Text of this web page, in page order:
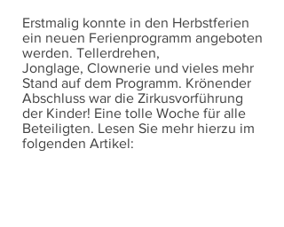
Erstmalig konnte in den Herbstferien
ein neuen Ferienprogramm angeboten
werden. Tellerdrehen,
Jonglage, Clownerie und vieles mehr
Stand auf dem Programm. Krönender
Abschluss war die Zirkusvorführung
der Kinder! Eine tolle Woche für alle
Beteiligten. Lesen Sie mehr hierzu im
folgenden Artikel: